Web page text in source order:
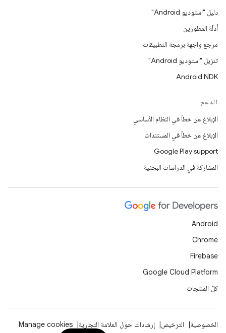
دليل "استوديو Android"
أدلّة المطورين
مرجع واجهة برمجة التطبيقات
تنزيل "استوديو Android"
Android NDK
الدعم
الإبلاغ عن خطأ في النظام الأساسي
الإبلاغ عن خطأ في المستندات
Google Play support
المشاركة في الدراسات البحثية
Android
Chrome
Firebase
Google Cloud Platform
كلّ المنتجات
الخصوصية الترخيص إرشادات حول العلامة التجارية Manage cookies